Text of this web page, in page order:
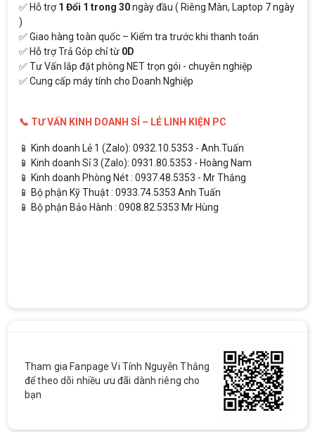
✅ Hỗ trợ1 Đổi 1 trong 30ngày đầu ( Riêng Màn, Laptop 7 ngày
)
✅ Giao hàng toàn quốc – Kiểm tra trước khi thanh toán
✅ Hỗ trợ Trả Góp chỉ từ 0D
✅ Tư Vấn lắp đặt phòng NET trọn gói - chuyên nghiệp
✅ Cung cấp máy tính cho Doanh Nghiệp
📞 TƯ VẤN KINH DOANH SỈ – LẺ LINH KIỆN PC
📱 Kinh doanh Lẻ 1 (Zalo): 0932.10.5353 - Anh.Tuấn
📱 Kinh doanh Sỉ 3 (Zalo): 0931.80.5353 - Hoàng Nam
📱 Kinh doanh Phòng Nét : 0937.48.5353 - Mr Thắng
📱 Bộ phận Kỹ Thuật : 0933.74.5353 Anh Tuấn
📱 Bộ phận Bảo Hành : 0908.82.5353 Mr Hùng
Tham gia Fanpage Vi Tính Nguyễn Thắng
để theo dõi nhiều ưu đãi dành riêng cho
bạn